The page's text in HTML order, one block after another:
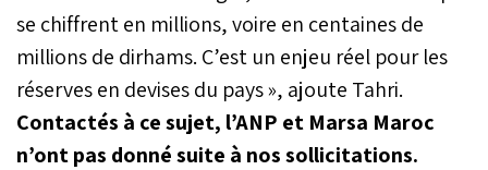
se chiffrent en millions, voire en centaines de
millions de dirhams. C’est un enjeu réel pour les
réserves en devises du pays », ajoute Tahri.
Contactés à ce sujet, l’ANP et Marsa Maroc
n’ont pas donné suite à nos sollicitations.